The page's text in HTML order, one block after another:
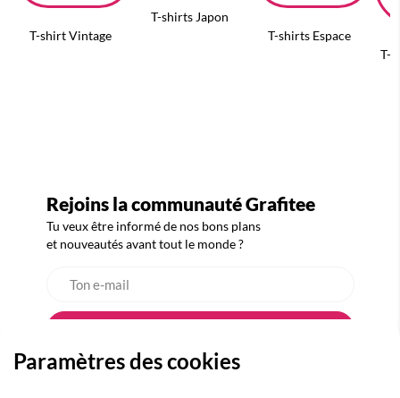
T-shirt Vintage
T-shirts Japon
T-shirts Espace
T-
Rejoins la communauté Grafitee
Tu veux être informé de nos bons plans
et nouveautés avant tout le monde ?
Paramètres des cookies